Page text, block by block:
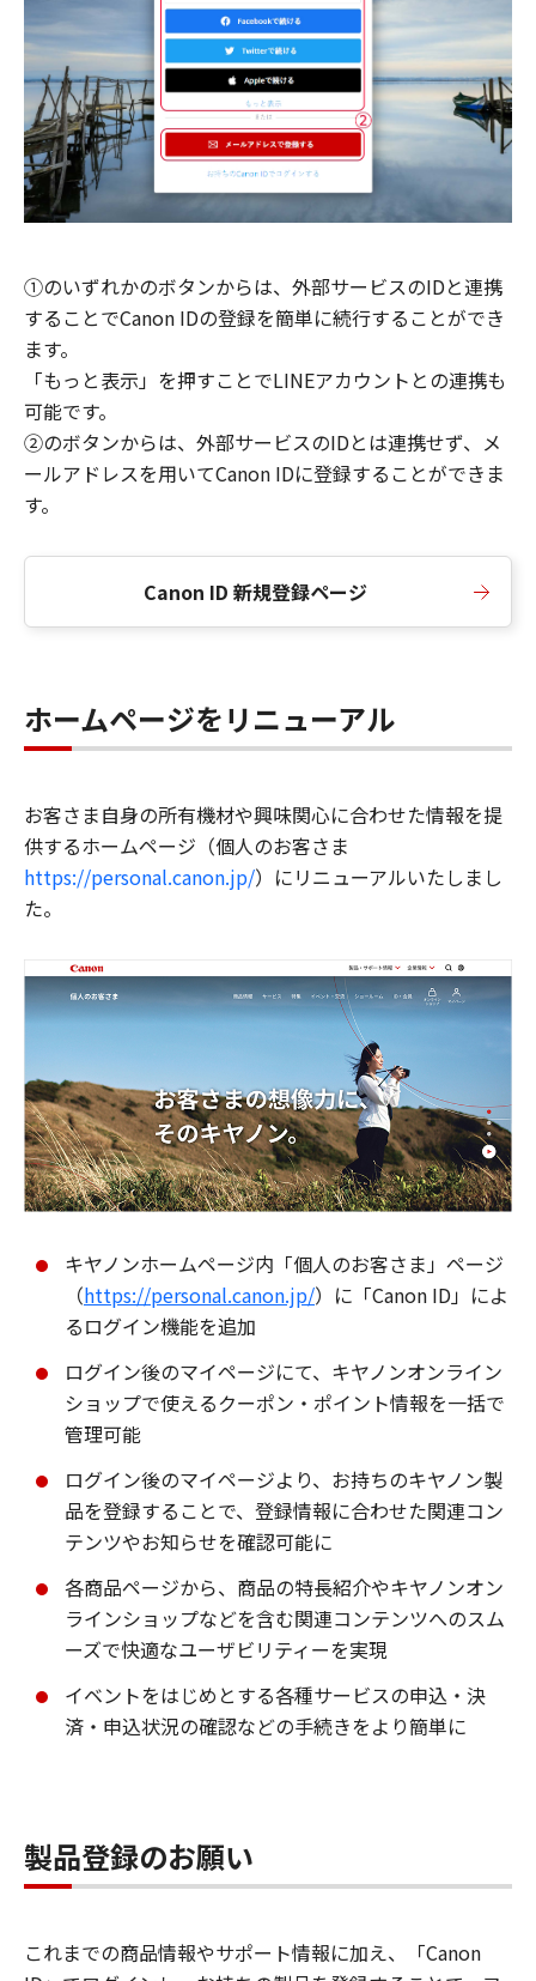
①のいずれかのボタンからは、外部サービスのIDと連携
することでCanon IDの登録を簡単に続行することができ
ます。
「もっと表示」を押すことでLINEアカウントとの連携も
可能です。
②のボタンからは、外部サービスのIDとは連携せず、メ
ールアドレスを用いてCanon IDに登録することができま
す。
Canon ID 新規登録ページ
ホームページをリニューアル
お客さま自身の所有機材や興味関心に合わせた情報を提
供するホームページ（個人のお客さま
https://personal.canon.jp/）にリニューアルいたしまし
た。
キヤノンホームページ内「個人のお客さま」ページ
（https://personal.canon.jp/）に「Canon ID」によ
るログイン機能を追加
ログイン後のマイページにて、キヤノンオンライン
ショップで使えるクーポン・ポイント情報を一括で
管理可能
ログイン後のマイページより、お持ちのキヤノン製
品を登録することで、登録情報に合わせた関連コン
テンツやお知らせを確認可能に
各商品ページから、商品の特長紹介やキヤノンオン
ラインショップなどを含む関連コンテンツへのスム
ーズで快適なユーザビリティーを実現
イベントをはじめとする各種サービスの申込・決
済・申込状況の確認などの手続きをより簡単に
製品登録のお願い
これまでの商品情報やサポート情報に加え、「Canon